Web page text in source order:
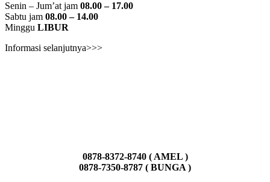
Senin – Jum’at jam 08.00 – 17.00
Sabtu jam 08.00 – 14.00
Minggu LIBUR
Informasi selanjutnya>>>
0878-8372-8740 ( AMEL )
0878-7350-8787 ( BUNGA )